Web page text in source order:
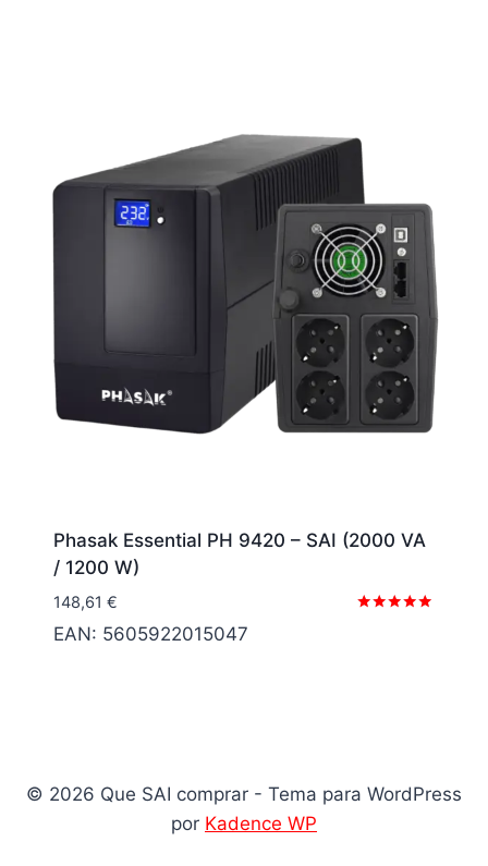
Phasak Essential PH 9420 – SAI (2000 VA
/ 1200 W)
148,61 €
EAN: 5605922015047
© 2026 Que SAI comprar - Tema para WordPress
por Kadence WP